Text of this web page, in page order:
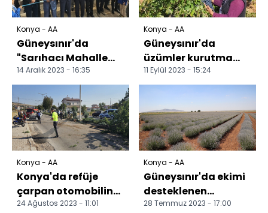
Konya - AA
Güneysınır'da
"Sarıhacı Mahalle
Konağı" hizmete
açıldı
14 Aralık 2023 - 16:35
Konya - AA
Güneysınır'da
üzümler kurutma
sergilerine
taşınmaya başladı
11 Eylül 2023 - 15:24
Konya - AA
Konya'da refüje
çarpan otomobilin
sürücüsü öldü
24 Ağustos 2023 - 11:01
Konya - AA
Güneysınır'da ekimi
desteklenen
lavantanın hasadı
28 Temmuz 2023 - 17:00